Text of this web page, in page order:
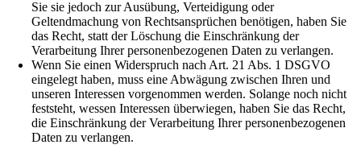
Sie sie jedoch zur Ausübung, Verteidigung oder
Geltendmachung von Rechtsansprüchen benötigen, haben Sie
das Recht, statt der Löschung die Einschränkung der
Verarbeitung Ihrer personenbezogenen Daten zu verlangen.
Wenn Sie einen Widerspruch nach Art. 21 Abs. 1 DSGVO
eingelegt haben, muss eine Abwägung zwischen Ihren und
unseren Interessen vorgenommen werden. Solange noch nicht
feststeht, wessen Interessen überwiegen, haben Sie das Recht,
die Einschränkung der Verarbeitung Ihrer personenbezogenen
Daten zu verlangen.